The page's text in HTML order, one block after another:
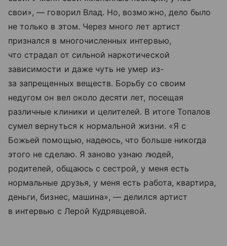
свои», — говорил Влад. Но, возможно, дело было
не только в этом. Через много лет артист
признался в многочисленных интервью,
что страдал от сильной наркотической
зависимости и даже чуть не умер из-
за запрещенных веществ. Борьбу со своим
недугом он вел около десяти лет, посещая
различные клиники и целителей. В итоге Топалов
сумел вернуться к нормальной жизни. «Я с
Божьей помощью, надеюсь, что больше никогда
этого не сделаю. Я заново узнаю людей,
родителей, общаюсь с сестрой, у меня есть
нормальные друзья, у меня есть работа, квартира,
деньги, бизнес, машина», — делился артист
в интервью с Лерой Кудрявцевой.